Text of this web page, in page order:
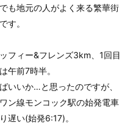
も地元の人がよく来る繁華街
す。
フィー&フレンズ3km、1回目
午前7時半。
いいか…と思ったのですが、
ン線モンコック駅の始発電車
遅い(始発6:17)。